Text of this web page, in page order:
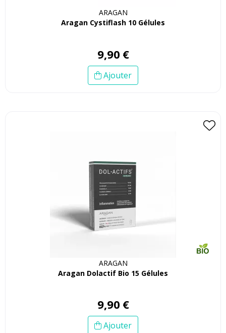
ARAGAN
Aragan Cystiflash 10 Gélules
9,90 €
Ajouter
ARAGAN
Aragan Dolactif Bio 15 Gélules
9,90 €
Ajouter